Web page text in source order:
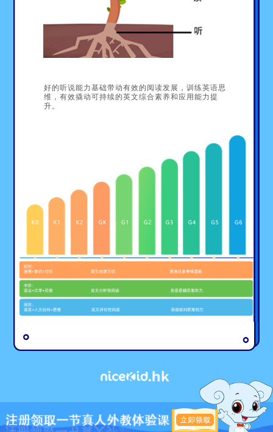
好的听说能力基础带动有效的阅读发展，训练英语思
维，有效撬动可持续的英文综合素养和应用能力提
升。